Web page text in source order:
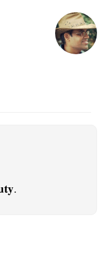
.